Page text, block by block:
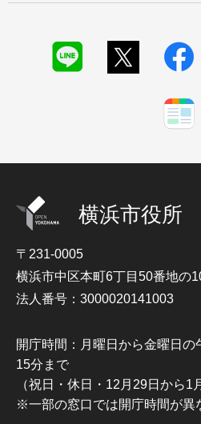
横浜市役所
〒231-0005
横浜市中区本町6丁目50番地の
法人番号：3000020141003
開庁時間：月曜日から金曜日
15分まで
（祝日・休日・12月29日から1
※一部の窓口では開庁時間が異